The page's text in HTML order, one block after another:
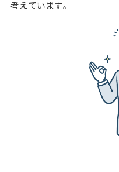
考えています。